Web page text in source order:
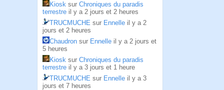
Kiosk sur Chroniques du paradis
terrestre il y a 2 jours et 2 heures
TRUCMUCHE sur Ennelle il y a 2
jours et 2 heures
Chaudron sur Ennelle il y a 2 jours et
5 heures
Kiosk sur Chroniques du paradis
terrestre il y a 3 jours et 1 heure
TRUCMUCHE sur Ennelle il y a 3
jours et 7 heures